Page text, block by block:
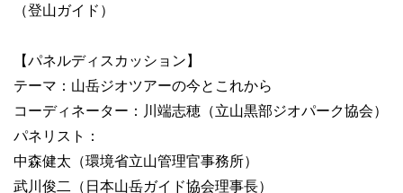
（登山ガイド）
【パネルディスカッション】
テーマ：山岳ジオツアーの今とこれから
コーディネーター：川端志穂（立山黒部ジオパーク協会）
パネリスト：
中森健太（環境省立山管理官事務所）
武川俊二（日本山岳ガイド協会理事長）